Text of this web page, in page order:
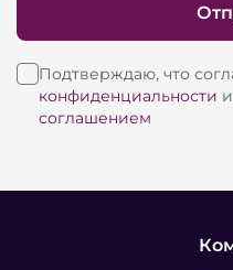
Подтверждаю, что
конфиденциальности и
соглашением